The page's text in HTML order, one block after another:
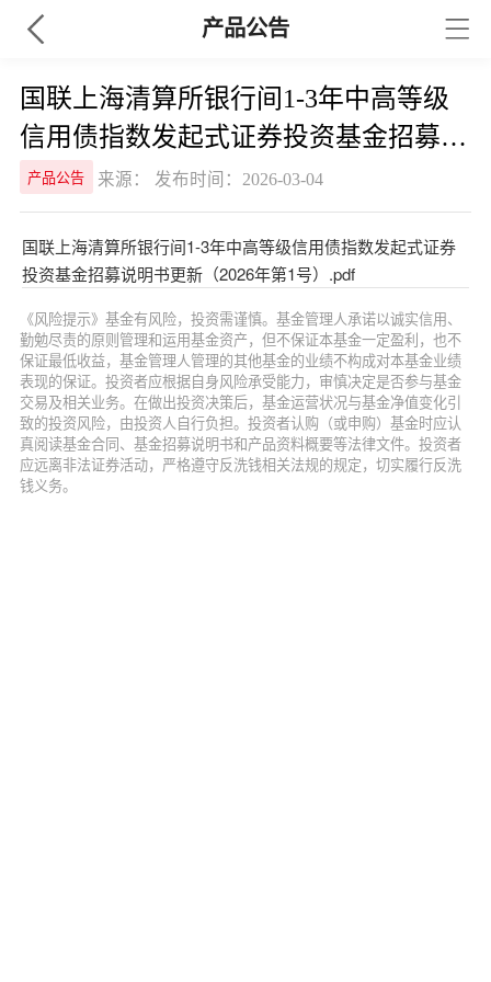
产品公告
国联上海清算所银行间1-3年中高等级
信用债指数发起式证券投资基金招募说
明书更新（2026年第1号）
产品公告 来源： 发布时间：2026-03-04
国联上海清算所银行间1-3年中高等级信用债指数发起式证券
投资基金招募说明书更新（2026年第1号）.pdf
《风险提示》基金有风险，投资需谨慎。基金管理人承诺以诚实信用、
勤勉尽责的原则管理和运用基金资产，但不保证本基金一定盈利，也不
保证最低收益，基金管理人管理的其他基金的业绩不构成对本基金业绩
表现的保证。投资者应根据自身风险承受能力，审慎决定是否参与基金
交易及相关业务。在做出投资决策后，基金运营状况与基金净值变化引
致的投资风险，由投资人自行负担。投资者认购（或申购）基金时应认
真阅读基金合同、基金招募说明书和产品资料概要等法律文件。投资者
应远离非法证券活动，严格遵守反洗钱相关法规的规定，切实履行反洗
钱义务。